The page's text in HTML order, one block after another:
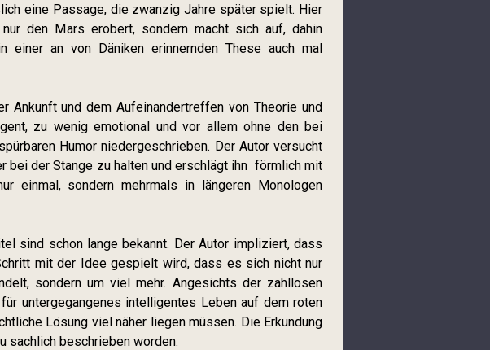
eine Passage, die zwanzig Jahre später spielt. Hier
den Mars erobert, sondern macht sich auf, dahin
einer an von Däniken erinnernden These auch mal
Ankunft und dem Aufeinandertreffen von Theorie und
zu wenig emotional und vor allem ohne den bei
Humor niedergeschrieben. Der Autor versucht
bei der Stange zu halten und erschlägt ihn förmlich mit
einmal, sondern mehrmals in längeren Monologen
sind schon lange bekannt. Der Autor impliziert, dass
mit der Idee gespielt wird, dass es sich nicht nur
sondern um viel mehr. Angesichts der zahllosen
für untergegangenes intelligentes Leben auf dem roten
Lösung viel näher liegen müssen. Die Erkundung
sachlich beschrieben worden.